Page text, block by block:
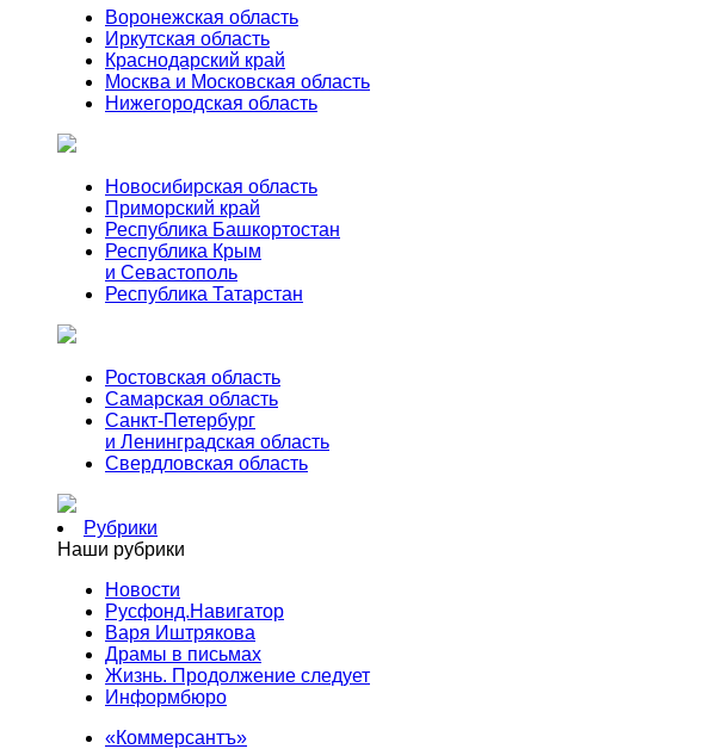
Воронежская область
Иркутская область
Краснодарский край
Москва и Московская область
Нижегородская область
Новосибирская область
Приморский край
Республика Башкортостан
Республика Крым
и Севастополь
Республика Татарстан
Ростовская область
Самарская область
Санкт-Петербург
и Ленинградская область
Свердловская область
Рубрики
Наши рубрики
Новости
Русфонд.Навигатор
Варя Иштрякова
Драмы в письмах
Жизнь. Продолжение следует
Информбюро
«Коммерсантъ»